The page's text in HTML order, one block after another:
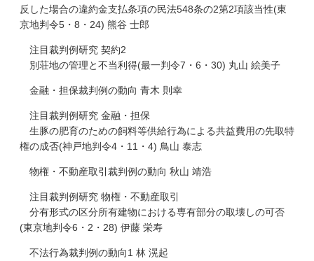
反した場合の違約金支払条項の民法548条の2第2項該当性(東
京地判令5・8・24) 熊谷 士郎
注目裁判例研究 契約2
別荘地の管理と不当利得(最一判令7・6・30) 丸山 絵美子
金融・担保裁判例の動向 青木 則幸
注目裁判例研究 金融・担保
生豚の肥育のための飼料等供給行為による共益費用の先取特
権の成否(神戸地判令4・11・4) 鳥山 泰志
物権・不動産取引裁判例の動向 秋山 靖浩
注目裁判例研究 物権・不動産取引
分有形式の区分所有建物における専有部分の取壊しの可否
(東京地判令6・2・28) 伊藤 栄寿
不法行為裁判例の動向1 林 滉起